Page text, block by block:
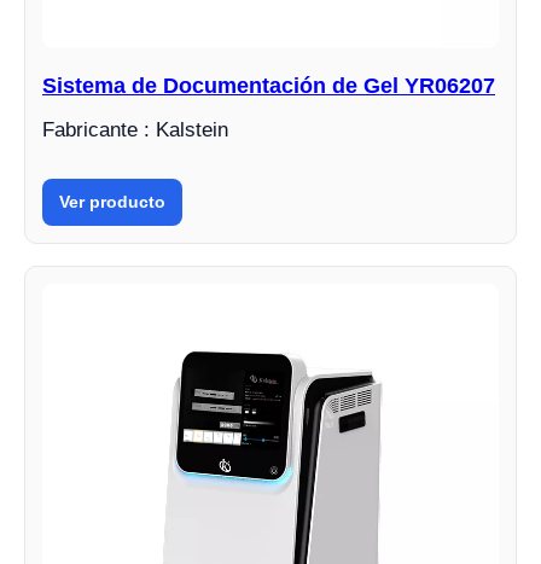
Sistema de Documentación de Gel YR06207
Fabricante : Kalstein
Ver producto